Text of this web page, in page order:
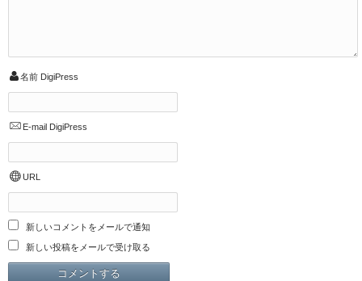
名前 DigiPress
E-mail DigiPress
URL
新しいコメントをメールで通知
新しい投稿をメールで受け取る